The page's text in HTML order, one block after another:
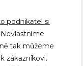
podnikatel si
Nevlastníme
tak můžeme
zákazníkovi.